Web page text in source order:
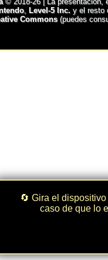
🔄 Gira el
caso de que lo
, Level-5 Inc. y el resto
Commons(puedes